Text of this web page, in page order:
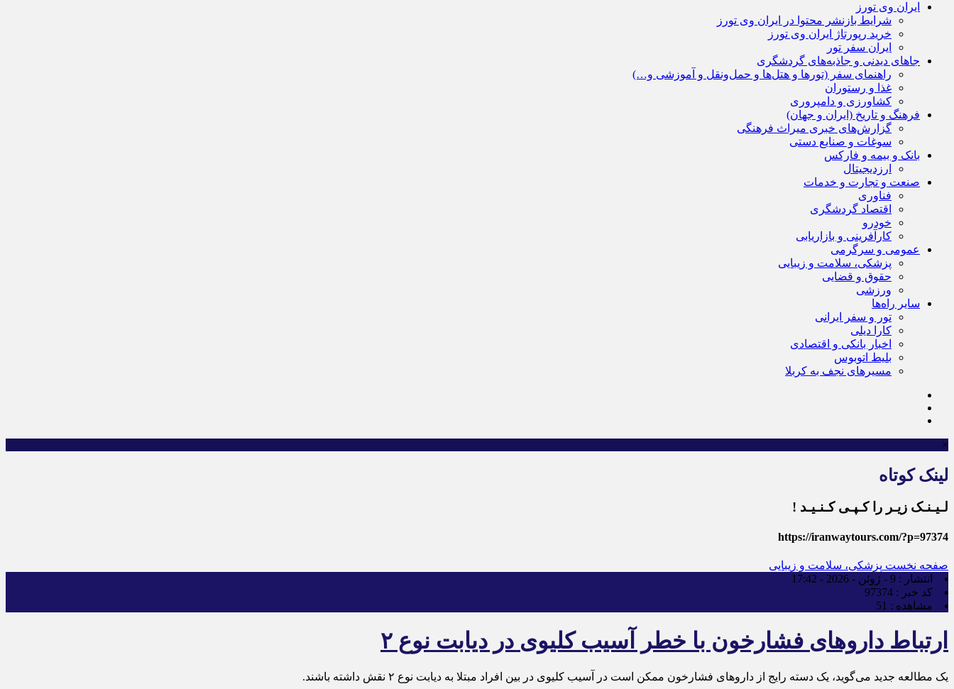
ایران وی تورز
شرایط بازنشر محتوا در ایران وی تورز
خرید رپورتاژ ایران وی تورز
ایران سفر تور
جاهای دیدنی و جاذبه‌های گردشگری
راهنمای سفر (تورها و هتل‌ها و حمل‌و‌نقل و آموزشی و…)
غذا و رستوران
کشاورزی و دامپروری
فرهنگ و تاریخ (ایران و جهان)
گزارش‌های خبری میراث فرهنگی
سوغات و صنایع دستی
بانک و بیمه و فارکس
ارزدیجیتال
صنعت و تجارت و خدمات
فناوری
اقتصاد گردشگری
خودرو
کارآفرینی و بازاریابی
عمومی و سرگرمی
پزشکی، سلامت و زیبایی
حقوق و قضایی
ورزشی
سایر راه‌ها
تور و سفر ایرانی
کارا دیلی
اخبار بانکی و اقتصادی
بلیط اتوبوس
مسیرهای نجف به کربلا
×
لینک کوتاه
لـیـنـک زیـر را کـپـی کـنـیـد !
https://iranwaytours.com/?p=97374
صفحه نخست پزشکی، سلامت و زیبایی
انتشار : 9 - ژوئن - 2026 - 17:42
کد خبر : 97374
مشاهده : 51
ارتباط داروهای فشارخون با خطر آسیب کلیوی در دیابت نوع ۲
یک مطالعه جدید می‌گوید، یک دسته رایج از داروهای فشارخون ممکن است در آسیب کلیوی در بین افراد مبتلا به دیابت نوع ۲ نقش داشته باشند.